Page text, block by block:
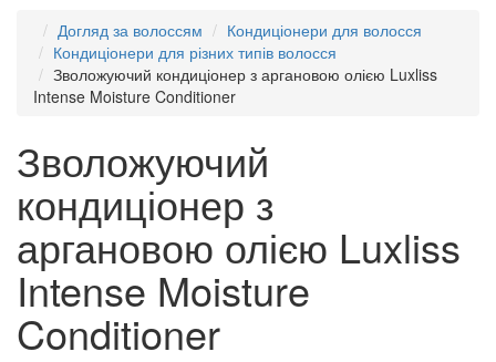
Догляд за волоссям
Кондиціонери для волосся
Кондиціонери для різних типів волосся
Зволожуючий кондиціонер з аргановою олією Luxliss
Intense Moisture Conditioner
Зволожуючий
кондиціонер з
аргановою олією Luxliss
Intense Moisture
Conditioner